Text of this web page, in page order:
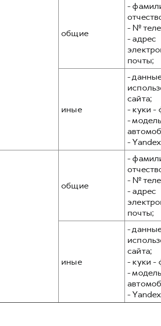
общие
-
- №
- адрес
почты;
иные
-
сайта;
- куки -
- модель
-
общие
-
- №
- адрес
почты;
иные
-
сайта;
- куки -
- модель
-